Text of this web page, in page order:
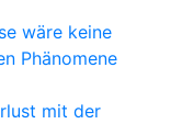
wäre keine
Phänomene
mit der